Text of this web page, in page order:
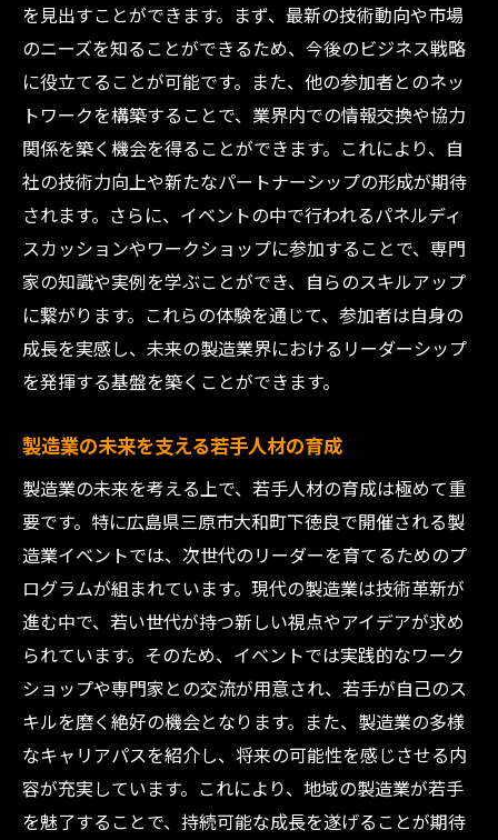
成功事例から学ぶ製造業の革新
イベント限定の特別プログラム
参加者全員が楽しめる体験型プログラム
製造業イベントがもたらす地域経済への影響と
展望
イベント開催による地域経済の活性化
製造業と他産業とのシナジー効果
地域産業の国際競争力向上の可能性
イベント後の持続的な経済効果を考える
地元企業の成長を促進するイベント効果
地域ブランドの構築とその影響
参加者の期待を超える製造業イベント地域産業
の新時代を切り開く
イベントが生み出す新たな価値提案
参加者の声から見るイベントの成功要因
イベントがもたらす参加者へのインパクト
製造業の新たな未来を切り開く革新性
イベントを通じた地域のポジティブな変化
次回イベントへの期待とさらなる進化
を見出すことができます。まず、最新の技術動向や市場
のニーズを知ることができるため、今後のビジネス戦略
に役立てることが可能です。また、他の参加者とのネッ
トワークを構築することで、業界内での情報交換や協力
関係を築く機会を得ることができます。これにより、自
社の技術力向上や新たなパートナーシップの形成が期待
されます。さらに、イベントの中で行われるパネルディ
スカッションやワークショップに参加することで、専門
家の知識や実例を学ぶことができ、自らのスキルアップ
に繋がります。これらの体験を通じて、参加者は自身の
成長を実感し、未来の製造業界におけるリーダーシップ
を発揮する基盤を築くことができます。
製造業の未来を支える若手人材の育成
製造業の未来を考える上で、若手人材の育成は極めて重
要です。特に広島県三原市大和町下徳良で開催される製
造業イベントでは、次世代のリーダーを育てるためのプ
ログラムが組まれています。現代の製造業は技術革新が
進む中で、若い世代が持つ新しい視点やアイデアが求め
られています。そのため、イベントでは実践的なワーク
ショップや専門家との交流が用意され、若手が自己のス
キルを磨く絶好の機会となります。また、製造業の多様
なキャリアパスを紹介し、将来の可能性を感じさせる内
容が充実しています。これにより、地域の製造業が若手
を魅了することで、持続可能な成長を遂げることが期待